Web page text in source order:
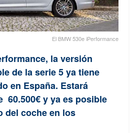
El BMW 530e iPerformance
la versión
de la serie 5 ya tiene
en España. Estará
60.500€ y ya es posible
del coche en los